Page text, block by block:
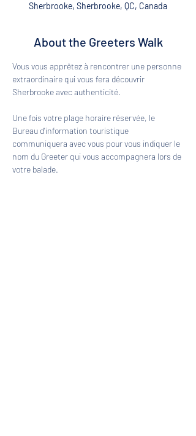
Sherbrooke, Sherbrooke, QC, Canada
About the Greeters Walk
Vous vous apprêtez à rencontrer une personne
extraordinaire qui vous fera découvrir
Sherbrooke avec authenticité.
Une fois votre plage horaire réservée, le
Bureau d'information touristique
communiquera avec vous pour vous indiquer le
nom du Greeter qui vous accompagnera lors de
votre balade.